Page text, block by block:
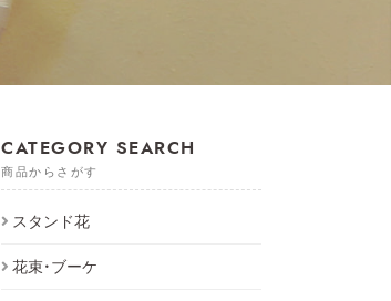
CATEGORY SEARCH
商品からさがす
スタンド花
花束・ブーケ